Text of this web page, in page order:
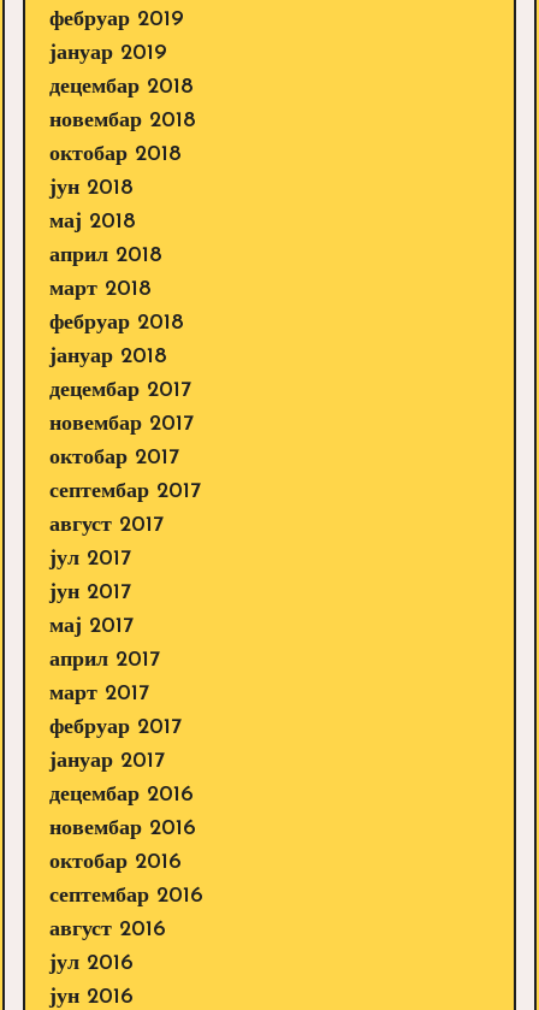
фебруар 2019
јануар 2019
децембар 2018
новембар 2018
октобар 2018
јун 2018
мај 2018
април 2018
март 2018
фебруар 2018
јануар 2018
децембар 2017
новембар 2017
октобар 2017
септембар 2017
август 2017
јул 2017
јун 2017
мај 2017
април 2017
март 2017
фебруар 2017
јануар 2017
децембар 2016
новембар 2016
октобар 2016
септембар 2016
август 2016
јул 2016
јун 2016